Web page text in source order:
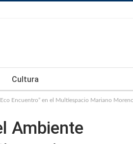
Cultura
Encuentro” en el Multiespacio Mariano
Ambiente